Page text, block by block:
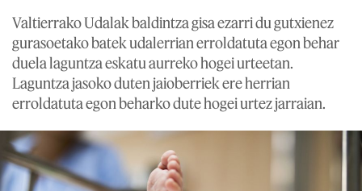
Valtierrako Udalak baldintza gisa ezarri du gutxienez
gurasoetako batek udalerrian erroldatuta egon behar
duela laguntza eskatu aurreko hogei urteetan.
Laguntza jasoko duten jaioberriek ere herrian
erroldatuta egon beharko dute hogei urtez jarraian.